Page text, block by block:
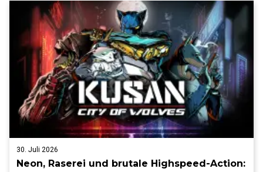
30. Juli 2026
Neon, Raserei und brutale Highspeed-Action: